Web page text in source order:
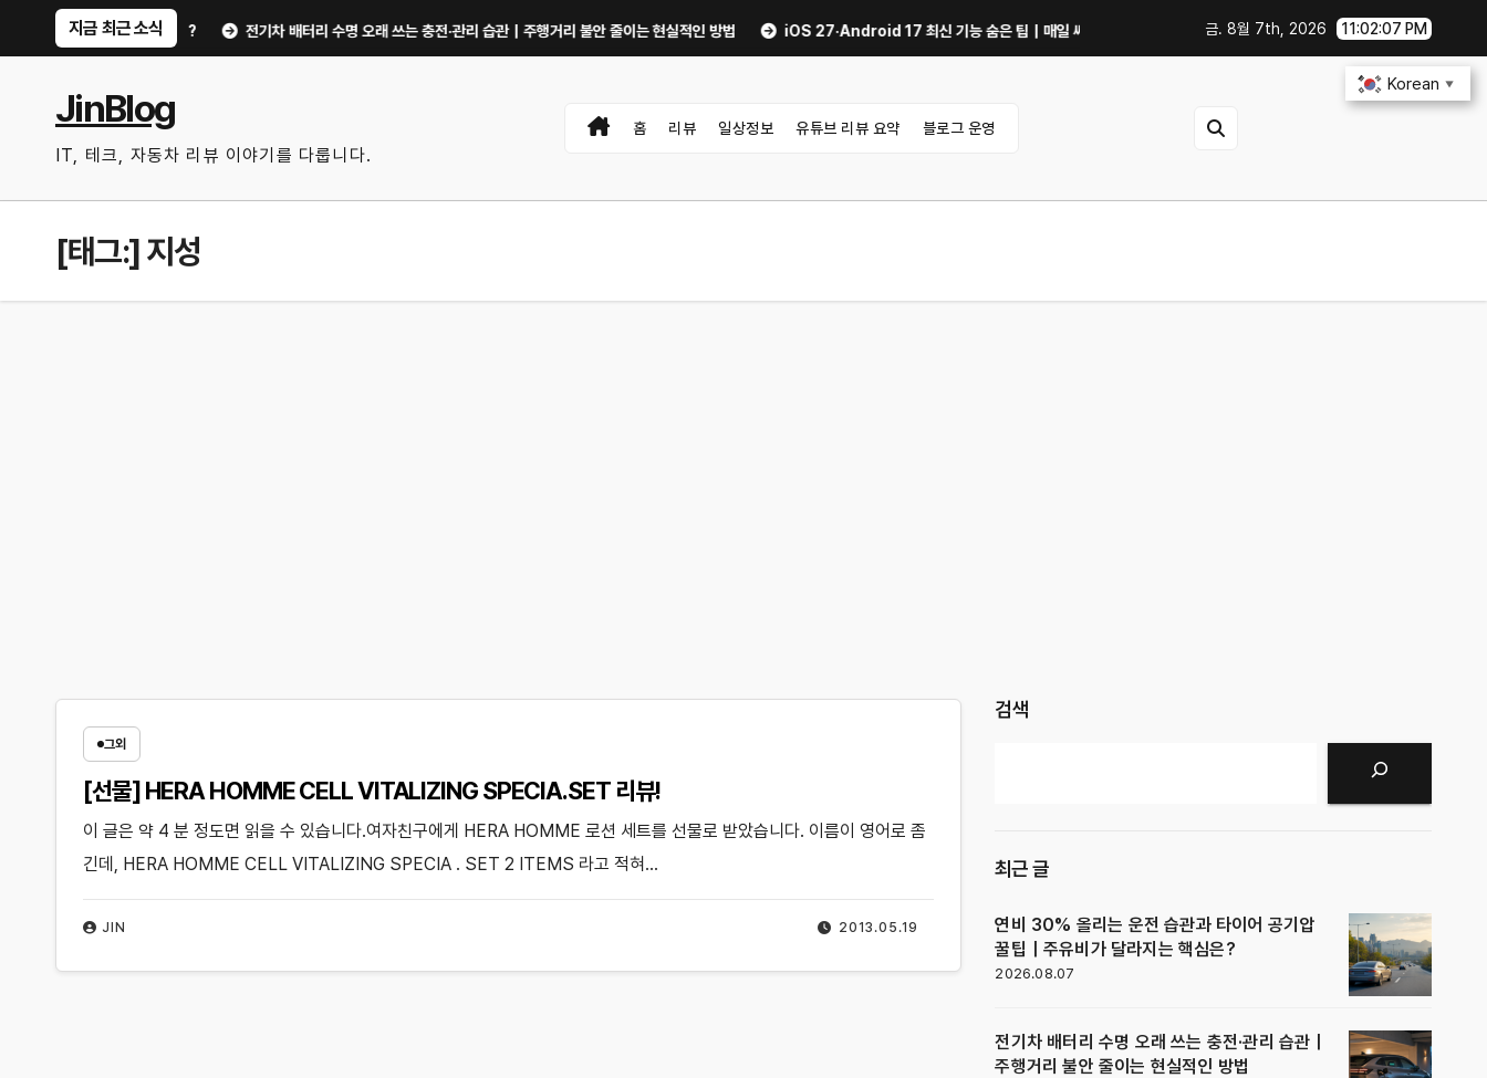
지금 최근 소식
가 달라지는 핵심은? 전기차 배터리 수명 오래 쓰는 충전·관리 습관｜주행거리 불안 줄이는 현실적인 방법 iOS 27·Android 17 최신 기능 숨은 팁｜매일 써먹을 만한 기능만 골랐다 중고 폰·노트북 살 때 사기 안 당하는 체크
금. 8월 7th, 2026 11:02:07 PM
JinBlog
IT, 테크, 자동차 리뷰 이야기를 다룹니다.
홈 리뷰 일상정보 유튜브 리뷰 요약 블로그 운영
[태그:]지성
그외
[선물] HERA HOMME CELL VITALIZING SPECIA.SET 리뷰!
2013.05.19
JIN
이 글은 약 4 분 정도면 읽을 수 있습니다.여자친구에게 HERA HOMME 로션 세트를 선물로 받았습니다. 이름이 영어로 좀
긴데, HERA HOMME CELL VITALIZING SPECIA . SET 2 ITEMS 라고 적혀…
검색
최근 글
연비 30% 올리는 운전 습관과 타이어 공기압
꿀팁｜주유비가 달라지는 핵심은?
2026.08.07
전기차 배터리 수명 오래 쓰는 충전·관리 습관｜
주행거리 불안 줄이는 현실적인 방법
Korean ▼